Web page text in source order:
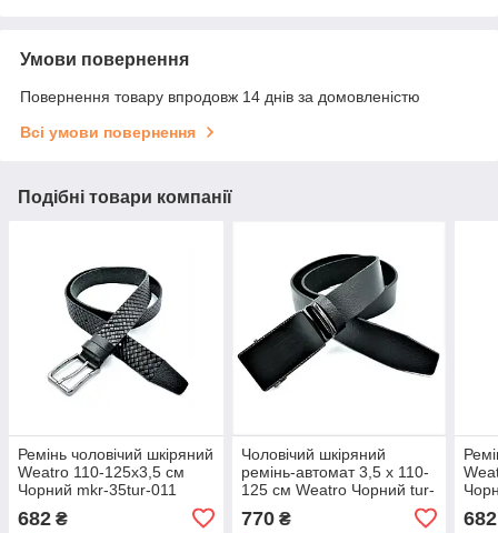
Умови повернення
Повернення товару впродовж 14 днів за домовленістю
Всі умови повернення
Подібні товари компанії
Ремінь чоловічий шкіряний
Weatro 110-125х3,5 см
Чорний mkr-35tur-011
682 ₴
Чоловічий шкіряний
ремінь-автомат 3,5 х 110-
125 см Weatro Чорний tur-
770₴ 682